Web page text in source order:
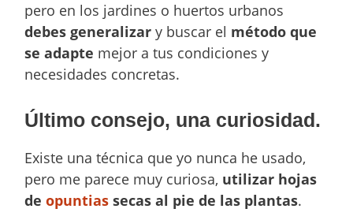
pero en los jardines o huertos urbanos
debes generalizar y buscar el método que
se adapte mejor a tus condiciones y
necesidades concretas.
Último consejo, una curiosidad.
Existe una técnica que yo nunca he usado,
pero me parece muy curiosa, utilizar hojas
deopuntias secas al pie de las plantas.